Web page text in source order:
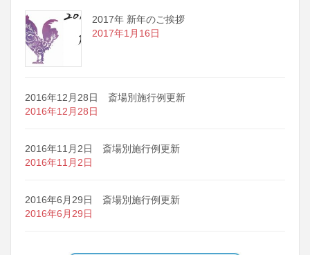
2017年 新年のご挨拶
2017年1月16日
2016年12月28日 斎場別施行例更新
2016年12月28日
2016年11月2日 斎場別施行例更新
2016年11月2日
2016年6月29日 斎場別施行例更新
2016年6月29日